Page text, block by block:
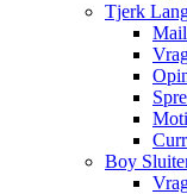
Tjerk
Boy